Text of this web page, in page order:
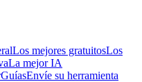
Los mejores gratuitosLos
La mejor IA
GuíasEnvíe su herramienta